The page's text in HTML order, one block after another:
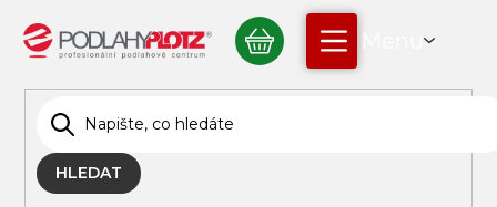
obsah
HLEDAT
NÁKUPNÍ
KOŠÍK